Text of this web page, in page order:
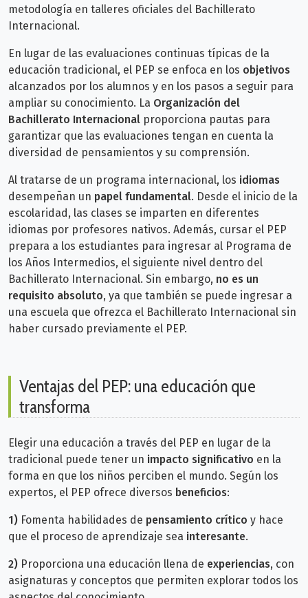
metodología en talleres oficiales del Bachillerato
Internacional.
En lugar de las evaluaciones continuas típicas de la
educación tradicional, el PEP se enfoca en los objetivos
alcanzados por los alumnos y en los pasos a seguir para
ampliar su conocimiento. La Organización del
Bachillerato Internacional proporciona pautas para
garantizar que las evaluaciones tengan en cuenta la
diversidad de pensamientos y su comprensión.
Al tratarse de un programa internacional, los idiomas
desempeñan un papel fundamental. Desde el inicio de la
escolaridad, las clases se imparten en diferentes
idiomas por profesores nativos. Además, cursar el PEP
prepara a los estudiantes para ingresar al Programa de
los Años Intermedios, el siguiente nivel dentro del
Bachillerato Internacional. Sin embargo, no es un
requisito absoluto, ya que también se puede ingresar a
una escuela que ofrezca el Bachillerato Internacional sin
haber cursado previamente el PEP.
Ventajas del PEP: una educación que
transforma
Elegir una educación a través del PEP en lugar de la
tradicional puede tener un impacto significativo en la
forma en que los niños perciben el mundo. Según los
expertos, el PEP ofrece diversos beneficios:
1) Fomenta habilidades de pensamiento crítico y hace
que el proceso de aprendizaje sea interesante.
2) Proporciona una educación llena de experiencias, con
asignaturas y conceptos que permiten explorar todos los